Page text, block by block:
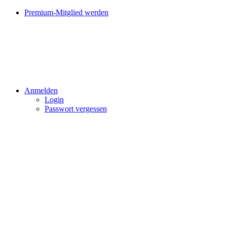
Premium-Mitglied werden
Anmelden
Login
Passwort vergessen